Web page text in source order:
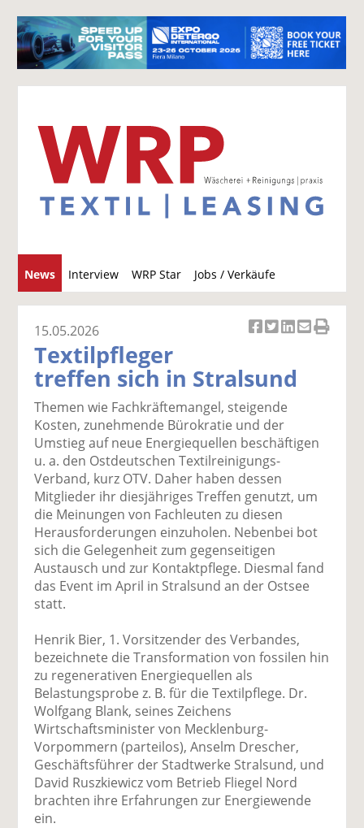
News Interview WRP Star Jobs / Verkäufe
u
c
k
el
a
uf
F
ac
e
b
o
o
k
te
il
n
k
t
wi
tt
er
n
k
a
uf
Li
k
e
di
n
te
il
e
E
l
v
er
se
n
d
ck
15.05.2026
Textilpfleger
treffen sich in Stralsund
Themen wie Fachkräftemangel, steigende
Kosten, zunehmende Bürokratie und der
Umstieg auf neue Energiequellen beschäftigen
u. a. den Ostdeutschen Textilreinigungs-
Verband, kurz OTV. Daher haben dessen
Mitglieder ihr diesjähriges Treffen genutzt, um
die Meinungen von Fachleuten zu diesen
Herausforderungen einzuholen. Nebenbei bot
sich die Gelegenheit zum gegenseitigen
Austausch und zur Kontaktpflege. Diesmal fand
das Event im April in Stralsund an der Ostsee
statt.
Henrik Bier, 1. Vorsitzender des Verbandes,
bezeichnete die Transformation von fossilen hin
zu regenerativen Energiequellen als
Belastungsprobe z. B. für die Textilpflege. Dr.
Wolfgang Blank, seines Zeichens
Wirtschaftsminister von Mecklenburg-
Vorpommern (parteilos), Anselm Drescher,
Geschäftsführer der Stadtwerke Stralsund, und
David Ruszkiewicz vom Betrieb Fliegel Nord
brachten ihre Erfahrungen zur Energiewende
ein.